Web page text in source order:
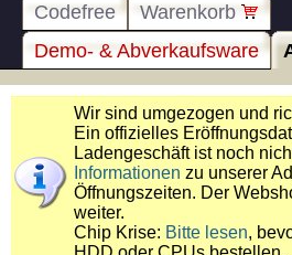
Codefree
Warenkorb
Demo- & Abverkaufsware
Wir sind umgezogen und
Ein offizielles
Ladengeschäft ist noch
Informationen zu unserer
Öffnungszeiten. Der
weiter.
Chip Krise: Bitte lesen,